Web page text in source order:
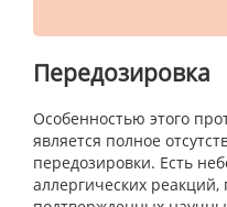
Передозировка
Особенностью этого
является полное
передозировки. Есть
аллергических реакций,